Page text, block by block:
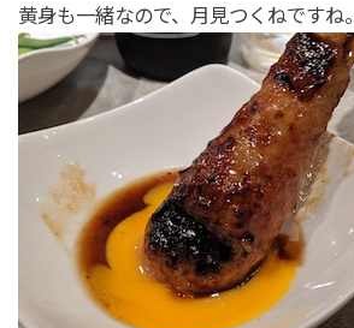
黄身も一緒なので、月見つくねですね。